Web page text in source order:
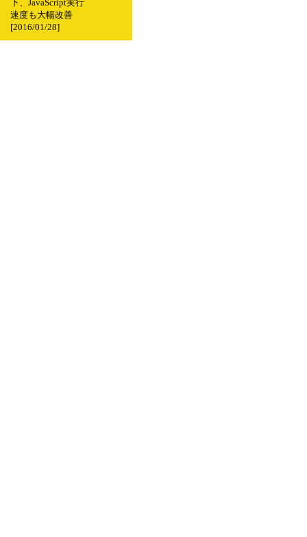
下、JavaScript実行
速度も大幅改善
[2016/01/28]